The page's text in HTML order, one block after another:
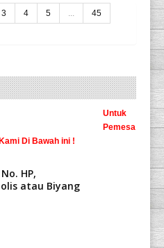
3 4 5 45
Untuk
Pemesa
Di Bawah ini !
HP,
atau Biyang